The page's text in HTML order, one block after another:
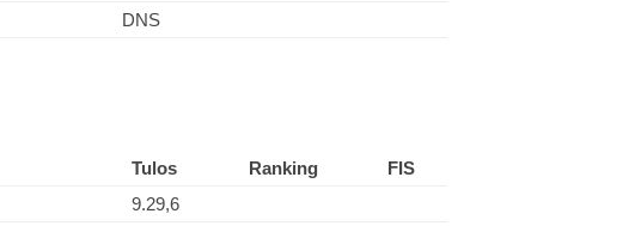
DNS
Tulos Ranking
FIS
9.29,6